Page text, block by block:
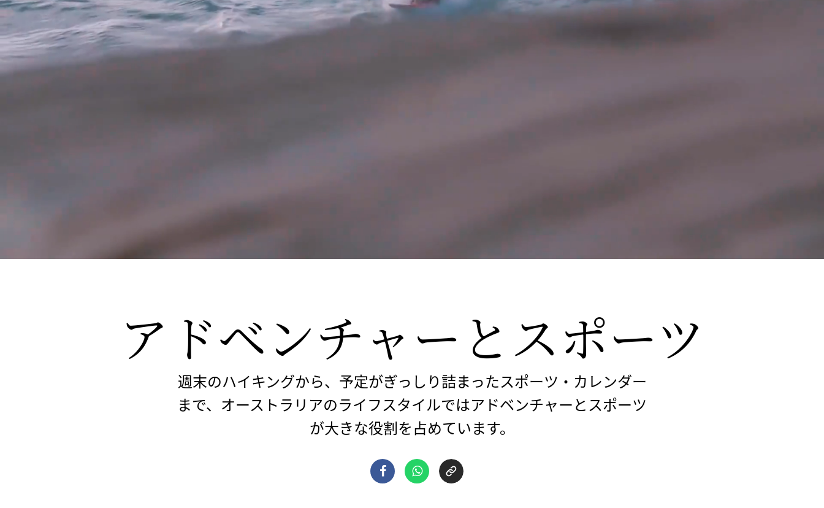
アドベンチャーと ​スポーツ
週末のハイキングから、予定がぎっしり詰まったスポーツ・カレンダー
まで、オーストラリアのライフスタイルではアドベンチャーとスポーツ
が大きな役割を占めています。